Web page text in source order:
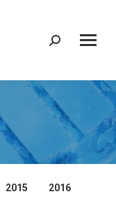
Buscar:
2015
2016